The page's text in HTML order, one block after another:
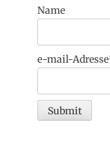
Name
e-mail-